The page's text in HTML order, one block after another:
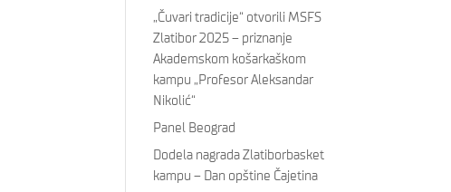
„Čuvari tradicije“ otvorili MSFS
Zlatibor 2025 – priznanje
Akademskom košarkaškom
kampu „Profesor Aleksandar
Nikolić“
Panel Beograd
Dodela nagrada Zlatiborbasket
kampu – Dan opštine Čajetina